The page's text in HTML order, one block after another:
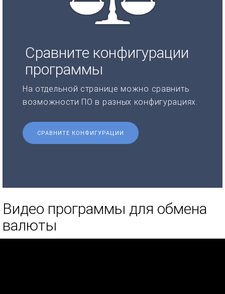
Сравните конфигурации
программы
На отдельной странице можно сравнить
возможности ПО в разных конфигурациях.
СРАВНИТЕ КОНФИГУРАЦИИ
Видео программы для обмена
валюты